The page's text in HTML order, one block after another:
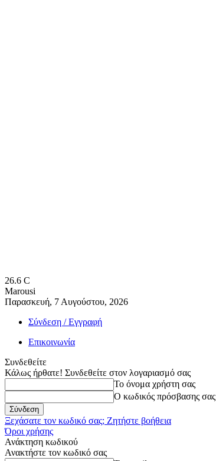
26.6 C
Marousi
Παρασκευή, 7 Αυγούστου, 2026
Σύνδεση / Εγγραφή
Επικοινωνία
Συνδεθείτε
Κάλως ήρθατε! Συνδεθείτε στον λογαριασμό σας
Το όνομα χρήστη σας
Ο κωδικός πρόσβασης σας
Ξεχάσατε τον κωδικό σας; Ζητήστε βοήθεια
Όροι χρήσης
Ανάκτηση κωδικού
Ανακτήστε τον κωδικό σας